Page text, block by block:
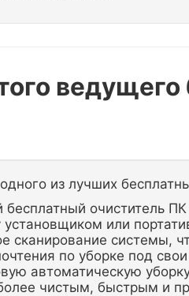
из лучших
очиститель
или
сканирование системы,
по уборке под
автоматическую
чистым, быстрым и